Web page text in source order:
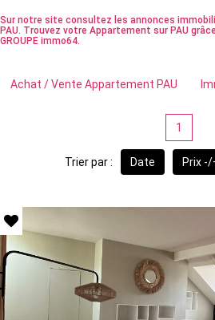
Sur notre site consultez les annonces
PAU. Trouvez votre Appartement sur PAU
GROUPE immo64.
Achat / Vente Appartement PAU
1
Trier par : Date Prix -/